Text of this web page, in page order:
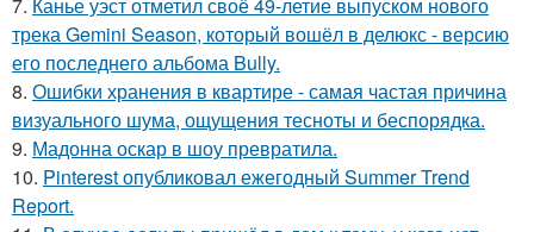
7. Канье уэст отметил своё 49-летие выпуском нового
трека Gemini Season, который вошёл в делюкс - версию
его последнего альбома Bully.
8. Ошибки хранения в квартире - самая частая причина
визуального шума, ощущения тесноты и беспорядка.
9. Мадонна оскар в шоу превратила.
10. Pinterest опубликовал ежегодный Summer Trend
Report.